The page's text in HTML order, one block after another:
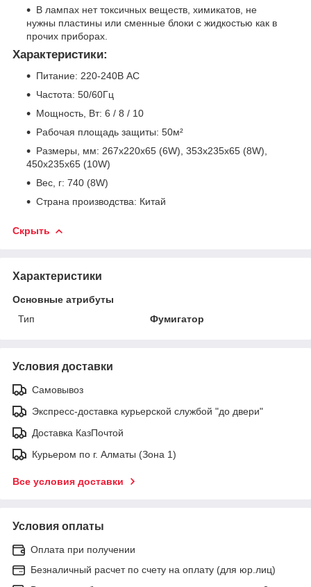
В лампах нет токсичных веществ, химикатов, не
нужны пластины или сменные блоки с жидкостью как в
прочих приборах.
Характеристики:
Питание: 220-240В AC
Частота: 50/60Гц
Мощность, Вт: 6 / 8 / 10
Рабочая площадь защиты: 50м²
Размеры, мм: 267х220х65 (6W), 353x235x65 (8W),
450x235x65 (10W)
Вес, г: 740 (8W)
Страна производства: Китай
Скрыть
Характеристики
Основные атрибуты
Тип
Фумигатор
Условия доставки
Самовывоз
Экспресс-доставка курьерской службой "до двери"
Доставка КазПочтой
Курьером по г. Алматы (Зона 1)
Все условия доставки
Условия оплаты
Оплата при получении
Безналичный расчет по счету на оплату (для юр.лиц)